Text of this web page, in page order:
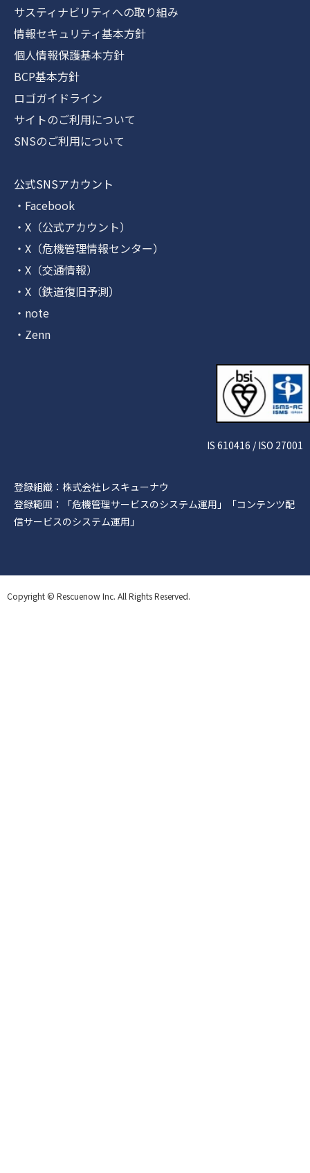
サスティナビリティへの取り組み
情報セキュリティ基本方針
個人情報保護基本方針
BCP基本方針
ロゴガイドライン
サイトのご利用について
SNSのご利用について
公式SNSアカウント
・Facebook
・X（公式アカウント）
・X（危機管理情報センター）
・X（交通情報）
・X（鉄道復旧予測）
・note
・Zenn
IS 610416 / ISO 27001
登録組織：株式会社レスキューナウ
登録範囲：「危機管理サービスのシステム運用」「コンテンツ配
信サービスのシステム運用」
Copyright © Rescuenow Inc. All Rights Reserved.